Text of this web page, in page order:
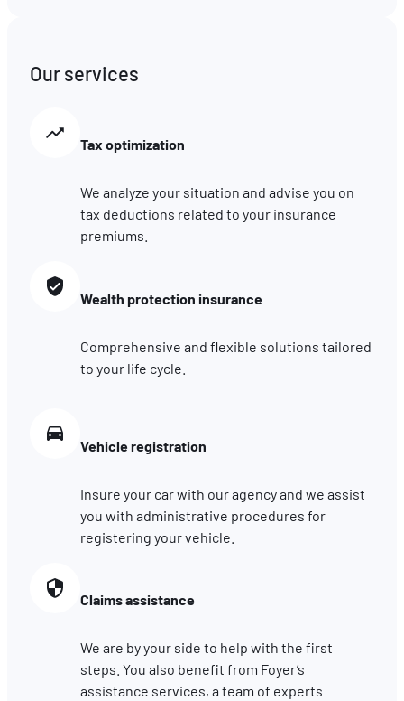
Our services
Tax optimization
We analyze your situation and advise you on
tax deductions related to your insurance
premiums.
Wealth protection insurance
Comprehensive and flexible solutions tailored
to your life cycle.
Vehicle registration
Insure your car with our agency and we assist
you with administrative procedures for
registering your vehicle.
Claims assistance
We are by your side to help with the first
steps. You also benefit from Foyer’s
assistance services, a team of experts